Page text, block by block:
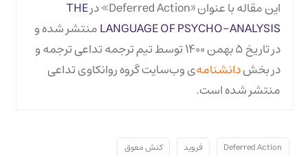
این مقاله با عنوان «Deferred Action» در
THE
LANGUAGE OF PSYCHO-ANALYSISمنتشر شده و
در تاریخ ۵ بهمن ۱۴۰۰ توسط تیم ترجمه تداعی ترجمه و
در بخشدانشنامه‌ی وب‌سایت گروه روانکاوی تداعی
منتشر شده است.
Deferred Action فروید کنش معوق